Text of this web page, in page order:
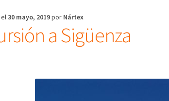
el30 mayo, 2019por Nártex
a Sigüenza